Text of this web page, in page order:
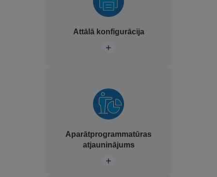
Attālā konfigurācija
+
Aparātprogrammatūras
atjauninājums
+